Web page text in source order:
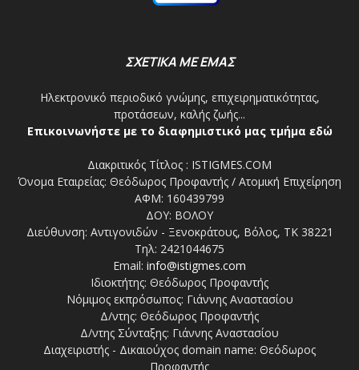
ΣΧΕΤΙΚΑ ΜΕ ΕΜΑΣ
Ηλεκτρονικό περιοδικό γνώμης, επιχειρηματικότητας,
προτάσεων, καλής ζωής...
Επικοινωνήστε με το διαφημιστικό μας τμήμα εδώ
Διακριτικός Τίτλος : ISTIGMES.COM
Όνομα Εταιρείας: Θεόδωρος Προφαντής / Ατομική Επιχείρηση
ΑΦΜ: 160439799
ΔΟΥ: ΒΟΛΟΥ
Διεύθυνση: Αντιγονιδών - Ξενοκράτους, Βόλος, ΤΚ 38221
Τηλ: 2421044675
Email: info@istigmes.com
Ιδιοκτήτης: Θεόδωρος Προφαντής
Νόμιμος εκπρόσωπος: Γιάννης Αναστασίου
Δ/ντης: Θεόδωρος Προφαντής
Δ/ντης Σύνταξης: Γιάννης Αναστασίου
Διαχειριστής - Δικαιούχος domain name: Θεόδωρος
Προφαντής